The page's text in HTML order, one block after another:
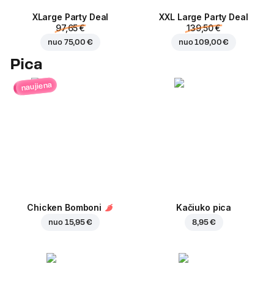
ХLarge Party Deal
97,65 €
nuo 75,00 €
XXL Large Party Deal
139,50 €
nuo109,00 €
Pica
naujiena
Chicken Bomboni
nuo 15,95 €
Kačiuko pica
8,95 €